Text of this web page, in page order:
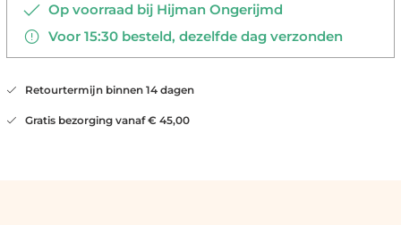
Op voorraad bij Hijman Ongerijmd
Voor 15:30 besteld, dezelfde dag verzonden
Retourtermijn binnen 14 dagen
Gratis bezorging vanaf € 45,00